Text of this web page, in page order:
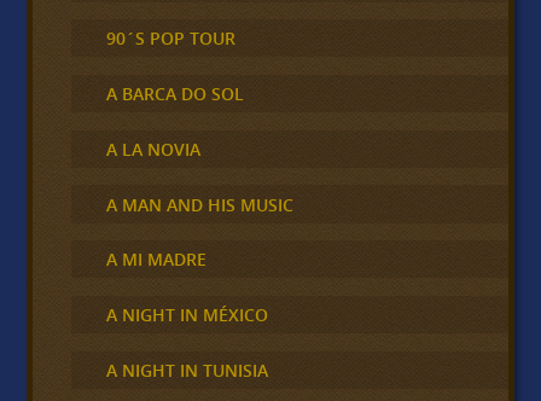
90´S POP TOUR
A BARCA DO SOL
A LA NOVIA
A MAN AND HIS MUSIC
A MI MADRE
A NIGHT IN MÉXICO
A NIGHT IN TUNISIA